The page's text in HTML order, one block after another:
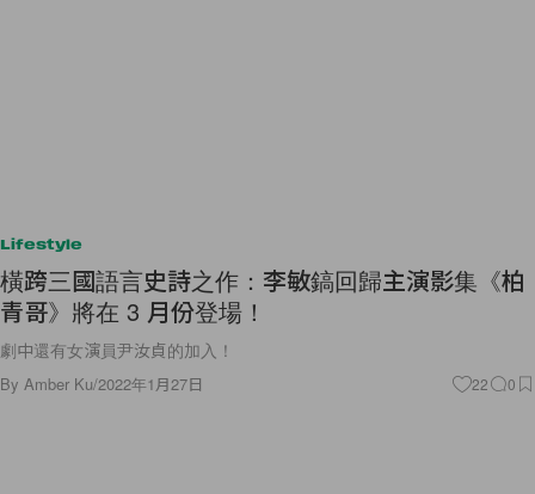
Lifestyle
橫跨三國語言史詩之作：李敏鎬回歸主演影集《柏
青哥》將在 3 月份登場！
劇中還有女演員尹汝貞的加入！
By Amber Ku/2022年1月27日 22 0